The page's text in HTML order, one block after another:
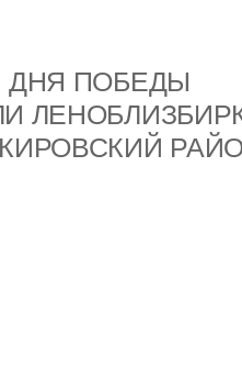
ДНЯ ПОБЕДЫ